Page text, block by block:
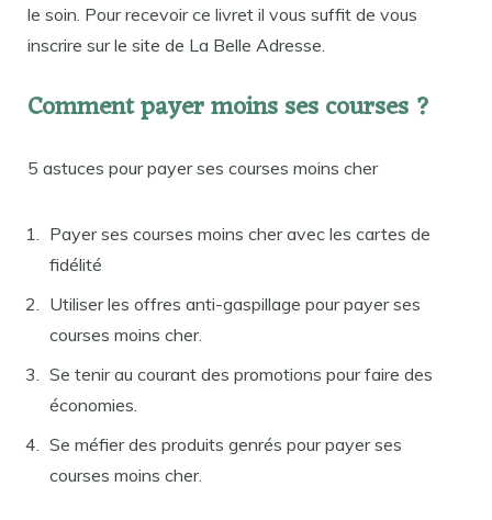
le soin. Pour recevoir ce livret il vous suffit de vous
inscrire sur le site de La Belle Adresse.
Comment payer moins ses courses ?
5 astuces pour payer ses courses moins cher
Payer ses courses moins cher avec les cartes de
fidélité
Utiliser les offres anti-gaspillage pour payer ses
courses moins cher.
Se tenir au courant des promotions pour faire des
économies.
Se méfier des produits genrés pour payer ses
courses moins cher.